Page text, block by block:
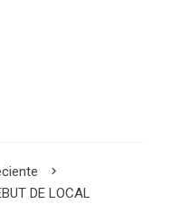
DE LOCAL